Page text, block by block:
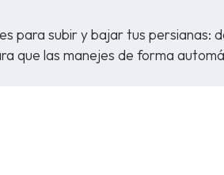
para subir y bajar tus persianas:
que las manejes de forma